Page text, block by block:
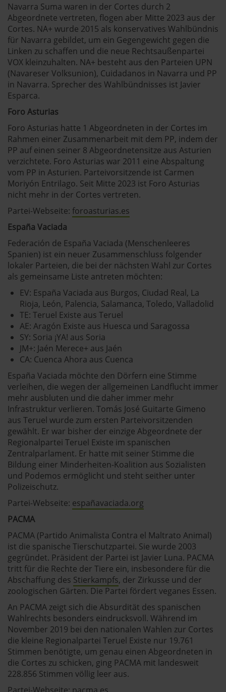
Navarra Suma waren in der Cortes durch 2
Abgeordnete vertreten, flogen aber Mitte 2023 aus der
Cortes. NA+ wurde 2015 als konservatives Wahlbündnis
für Navarra gebildet, um ein Gegengewicht gegen die
Linken zu schaffen und die neue Rechtsaußenpartei
VOX kleinzuhalten. NA+ besteht aus den Parteien UPN
(Navareser Volksunion), Cuidadanos in Navarra und PP
in Navarra. Sprecher des Wahlbündnisses ist Javier
Esparca.
Foro Asturias
Foro Asturias hatte 1 Abgeordneten in der Cortes im
Rahmen einer Zusammenarbeit mit dem PP, indem der
PP auf einen seiner 8 Abgeordnetensitze aus Asturien
verzichtete. Foro Asturias war 2011 eine Abspaltung
vom PP in Asturien. Parteivorsitzende ist Carmen
Moriyón Entrilago. Seit Mitte 2023 ist Foro Asturias
nicht mehr in der Cortes vertreten.
Partei-Webseite: foroasturias.es
España Vaciada
Federación de España Vaciada (Menschenleeres
Spanien) ist ein neuer Zusammenschluss folgender
lokaler Parteien, die bei der nächsten Wahl zur Cortes
als gemeinsame Liste antreten möchten:
EV: España Vaciada aus Burgos, Ciudad Real, La
Rioja, León, Palencia, Salamanca, Toledo, Valladolid
TE: Teruel Existe aus Teruel
AE: Aragón Existe aus Huesca und Saragossa
SY: Soria ¡YA! aus Soria
JM+: Jaén Merece+ aus Jaén
CA: Cuenca Ahora aus Cuenca
España Vaciada möchte den Dörfern eine Stimme
verleihen, die wegen der allgemeinen Landflucht immer
mehr ausbluten und die daher immer mehr
Infrastruktur verlieren. Tomás José Guitarte Gimeno
aus Teruel wurde zum ersten Parteivorsitzenden
gewählt. Er war bisher der einzige Abgeordnete der
Regionalpartei Teruel Existe im spanischen
Zentralparlament. Er hatte mit seiner Stimme die
Bildung einer Minderheiten-Koalition aus Sozialisten
und Podemos ermöglicht und steht seither unter
Polizeischutz.
Partei-Webseite: españavaciada.org
PACMA
PACMA (Partido Animalista Contra el Maltrato Animal)
ist die spanische Tierschutzpartei. Sie wurde 2003
gegründet. Präsident der Partei ist Javier Luna. PACMA
tritt für die Rechte der Tiere ein, insbesondere für die
Abschaffung des Stierkampfs, der Zirkusse und der
zoologischen Gärten. Die Partei fördert veganes Essen.
An PACMA zeigt sich die Absurdität des spanischen
Wahlrechts besonders eindrucksvoll. Während im
November 2019 bei den nationalen Wahlen zur Cortes
die kleine Regionalpartei Teruel Existe nur 19.761
Stimmen benötigte, um genau einen Abgeordneten in
die Cortes zu schicken, ging PACMA mit landesweit
228.856 Stimmen völlig leer aus.
Partei-Webseite: pacma.es